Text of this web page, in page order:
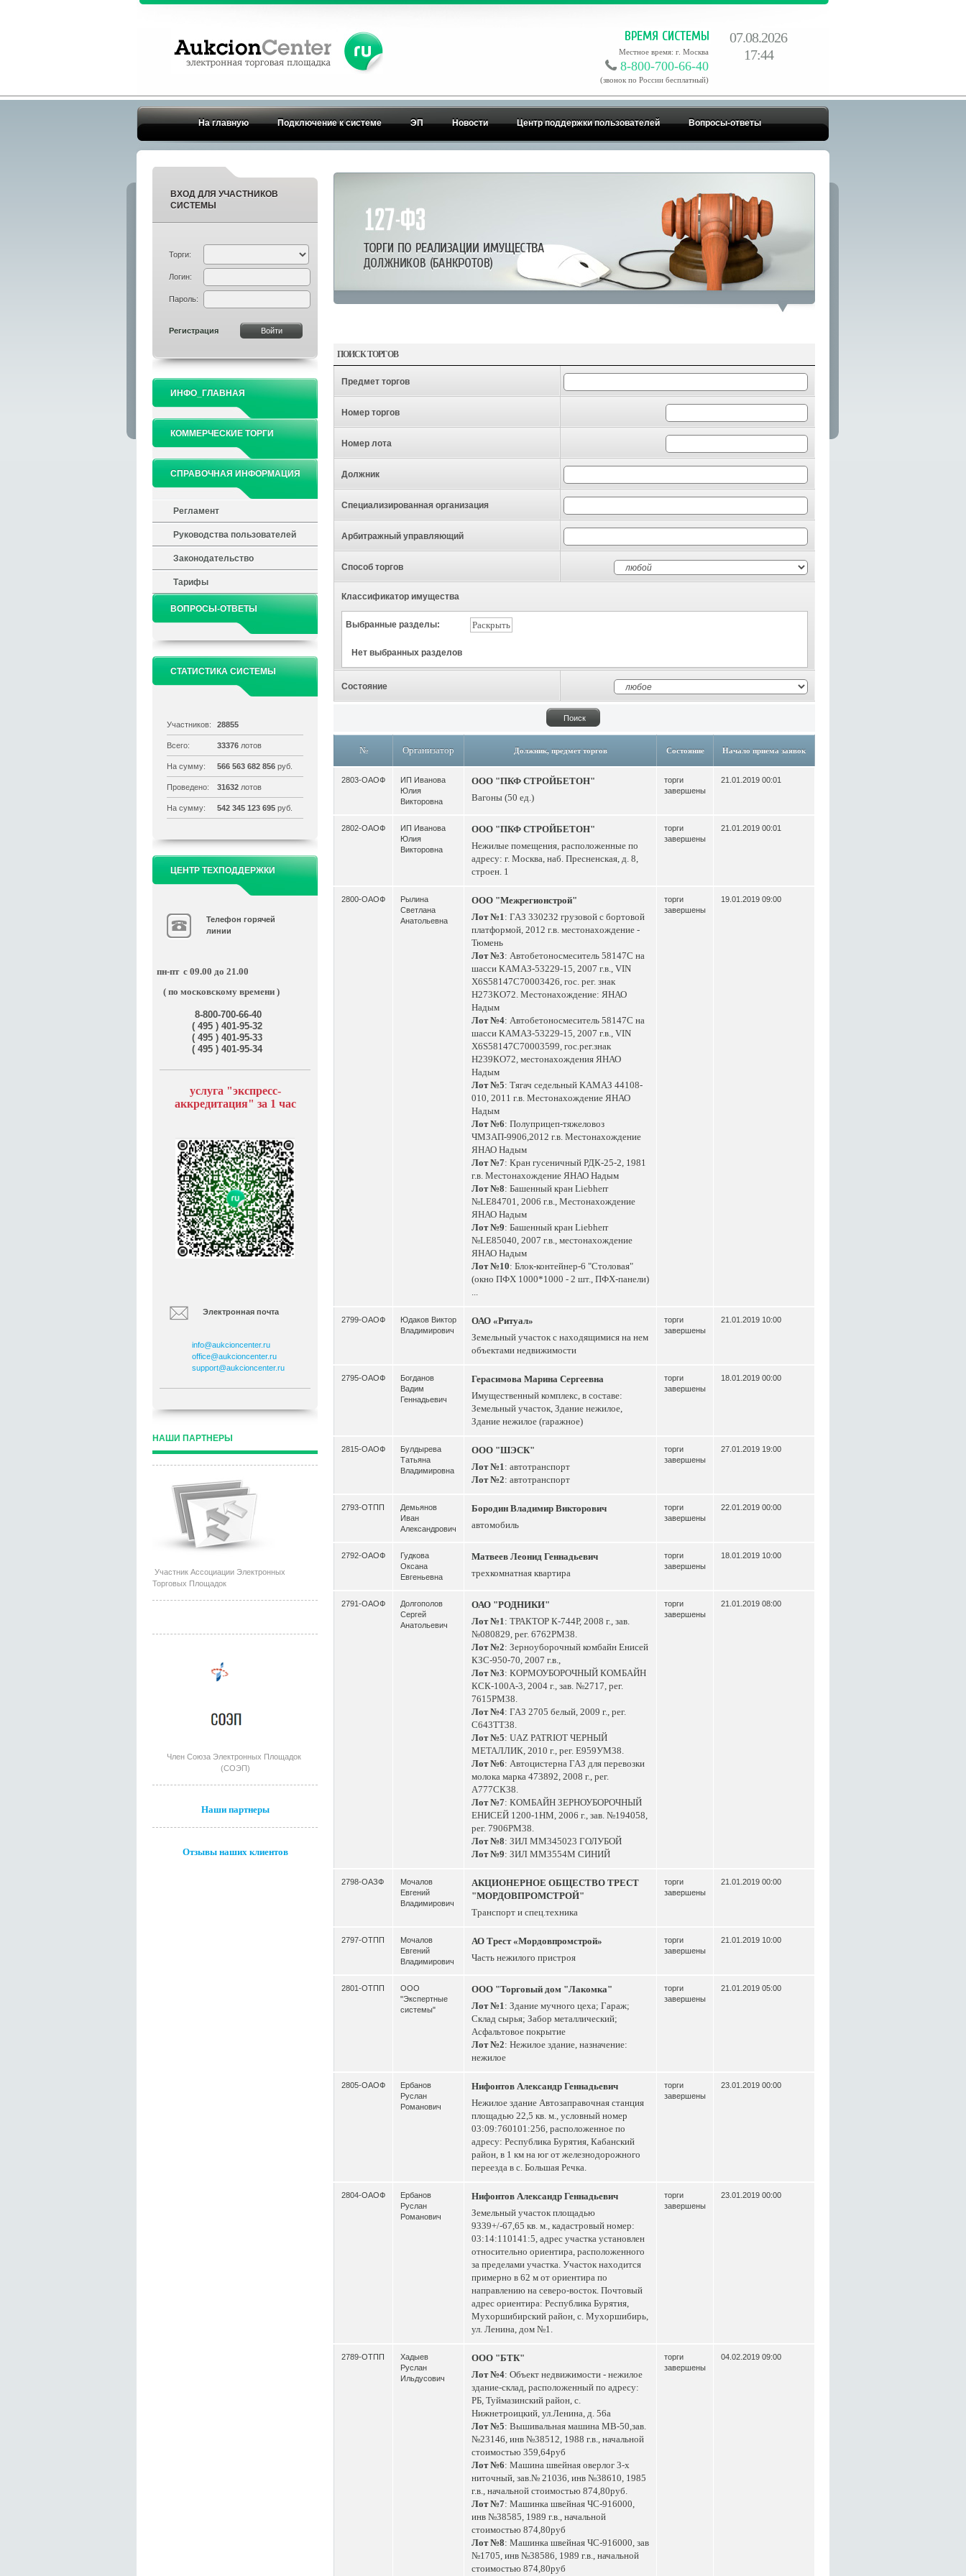
07.08.2026
17:44
Местное время: г. Москва
8-800-700-66-40
(звонок по России бесплатный)
На главную Подключение к системе ЭП Новости Центр поддержки пользователей Вопросы-ответы
ВХОД ДЛЯ УЧАСТНИКОВ
СИСТЕМЫ
Торги:
Логин:
Пароль:
Регистрация
ИНФО_ГЛАВНАЯ
КОММЕРЧЕСКИЕ ТОРГИ
СПРАВОЧНАЯ ИНФОРМАЦИЯ
Регламент
Руководства пользователей
Законодательство
Тарифы
ВОПРОСЫ-ОТВЕТЫ
СТАТИСТИКА СИСТЕМЫ
Участников: 28855
Всего: 33376 лотов
На сумму: 566 563 682 856 руб.
Проведено: 31632 лотов
На сумму: 542 345 123 695 руб.
ЦЕНТР ТЕХПОДДЕРЖКИ
Телефон горячей
линии
пн-пт с 09.00 до 21.00
( по московскому времени )
8-800-700-66-40
( 495 ) 401-95-32
( 495 ) 401-95-33
( 495 ) 401-95-34
услуга "экспресс-
аккредитация" за 1 час
Электронная почта
info@aukcioncenter.ru
office@aukcioncenter.ru
support@aukcioncenter.ru
НАШИ ПАРТНЕРЫ
Участник Ассоциации Электронных
Торговых Площадок
Член Союза Электронных Площадок
(СОЭП)
Наши партнеры
Отзывы наших клиентов
ПОИСК ТОРГОВ
Предмет торгов
Номер торгов
Номер лота
Должник
Специализированная организация
Арбитражный управляющий
Способ торгов
Классификатор имущества
Выбранные разделы: Раскрыть
Нет выбранных разделов
Состояние
№ Организатор Должник, предмет торгов Состояние Начало приема заявок
2803-ОАОФ
ИП Иванова
Юлия
Викторовна
ООО "ПКФ СТРОЙБЕТОН"
Вагоны (50 ед.)
торги
завершены
21.01.2019 00:01
2802-ОАОФ
ИП Иванова
Юлия
Викторовна
ООО "ПКФ СТРОЙБЕТОН"
Нежилые помещения, расположенные по
адресу: г. Москва, наб. Пресненская, д. 8,
строен. 1
торги
завершены
21.01.2019 00:01
2800-ОАОФ
Рылина
Светлана
Анатольевна
ООО "Межрегионстрой"
Лот №1: ГАЗ 330232 грузовой с бортовой
платформой, 2012 г.в. местонахождение -
Тюмень
Лот №3: Автобетоносмеситель 58147С на
шасси КАМАЗ-53229-15, 2007 г.в., VIN
Х6S58147C70003426, гос. рег. знак
Н273КО72. Местонахождение: ЯНАО
Надым
Лот №4: Автобетоносмеситель 58147С на
шасси КАМАЗ-53229-15, 2007 г.в., VIN
X6S58147C70003599, гос.рег.знак
Н239КО72, местонахождения ЯНАО
Надым
Лот №5: Тягач седельный КАМАЗ 44108-
010, 2011 г.в. Местонахождение ЯНАО
Надым
Лот №6: Полуприцеп-тяжеловоз
ЧМЗАП-9906,2012 г.в. Местонахождение
ЯНАО Надым
Лот №7: Кран гусеничный РДК-25-2, 1981
г.в. Местонахождение ЯНАО Надым
Лот №8: Башенный кран Liebherr
№LE84701, 2006 г.в., Местонахождение
ЯНАО Надым
Лот №9: Башенный кран Liebherr
№LE85040, 2007 г.в., местонахождение
ЯНАО Надым
Лот №10: Блок-контейнер-6 "Столовая"
(окно ПФХ 1000*1000 - 2 шт., ПФХ-панели)
...
торги
завершены
19.01.2019 09:00
2799-ОАОФ
Юдаков Виктор
Владимирович
ОАО «Ритуал»
Земельный участок с находящимися на нем
объектами недвижимости
торги
завершены
21.01.2019 10:00
2795-ОАОФ
Богданов
Вадим
Геннадьевич
Герасимова Марина Сергеевна
Имущественный комплекс, в составе:
Земельный участок, Здание нежилое,
Здание нежилое (гаражное)
торги
завершены
18.01.2019 00:00
2815-ОАОФ
Булдырева
Татьяна
Владимировна
ООО "ШЭСК"
Лот №1: автотранспорт
Лот №2: автотранспорт
торги
завершены
27.01.2019 19:00
2793-ОТПП
Демьянов
Иван
Александрович
Бородин Владимир Викторович
автомобиль
торги
завершены
22.01.2019 00:00
2792-ОАОФ
Гудкова
Оксана
Евгеньевна
Матвеев Леонид Геннадьевич
трехкомнатная квартира
торги
завершены
18.01.2019 10:00
2791-ОАОФ
Долгополов
Сергей
Анатольевич
ОАО "РОДНИКИ"
Лот №1: ТРАКТОР К-744Р, 2008 г., зав.
№080829, рег. 6762РМ38.
Лот №2: Зерноуборочный комбайн Енисей
КЗС-950-70, 2007 г.в.,
Лот №3: КОРМОУБОРОЧНЫЙ КОМБАЙН
КСК-100А-3, 2004 г., зав. №2717, рег.
7615РМ38.
Лот №4: ГАЗ 2705 белый, 2009 г., рег.
С643ТТ38.
Лот №5: UAZ PATRIOT ЧЕРНЫЙ
МЕТАЛЛИК, 2010 г., рег. Е959УМ38.
Лот №6: Автоцистерна ГАЗ для перевозки
молока марка 473892, 2008 г., рег.
А777СК38.
Лот №7: КОМБАЙН ЗЕРНОУБОРОЧНЫЙ
ЕНИСЕЙ 1200-1НМ, 2006 г., зав. №194058,
рег. 7906РМ38.
Лот №8: ЗИЛ ММ345023 ГОЛУБОЙ
Лот №9: ЗИЛ ММ3554М СИНИЙ
торги
завершены
21.01.2019 08:00
2798-ОАЗФ
Мочалов
Евгений
Владимирович
АКЦИОНЕРНОЕ ОБЩЕСТВО ТРЕСТ
"МОРДОВПРОМСТРОЙ"
Транспорт и спец.техника
торги
завершены
21.01.2019 00:00
2797-ОТПП
Мочалов
Евгений
Владимирович
АО Трест «Мордовпромстрой»
Часть нежилого пристроя
торги
завершены
21.01.2019 10:00
2801-ОТПП
ООО
"Экспертные
системы"
ООО "Торговый дом "Лакомка"
Лот №1: Здание мучного цеха; Гараж;
Склад сырья; Забор металлический;
Асфальтовое покрытие
Лот №2: Нежилое здание, назначение:
нежилое
торги
завершены
21.01.2019 05:00
2805-ОАОФ
Ербанов
Руслан
Романович
Нифонтов Александр Геннадьевич
Нежилое здание Автозаправочная станция
площадью 22,5 кв. м., условный номер
03:09:760101:256, расположенное по
адресу: Республика Бурятия, Кабанский
район, в 1 км на юг от железнодорожного
переезда в с. Большая Речка.
торги
завершены
23.01.2019 00:00
2804-ОАОФ
Ербанов
Руслан
Романович
Нифонтов Александр Геннадьевич
Земельный участок площадью
9339+/-67,65 кв. м., кадастровый номер:
03:14:110141:5, адрес участка установлен
относительно ориентира, расположенного
за пределами участка. Участок находится
примерно в 62 м от ориентира по
направлению на северо-восток. Почтовый
адрес ориентира: Республика Бурятия,
Мухоршибирский район, с. Мухоршибирь,
ул. Ленина, дом №1.
торги
завершены
23.01.2019 00:00
2789-ОТПП
Хадыев
Руслан
Ильдусович
ООО "БТК"
Лот №4: Объект недвижимости - нежилое
здание-склад, расположенный по адресу:
РБ, Туймазинский район, с.
Нижнетроицкий, ул.Ленина, д. 56а
Лот №5: Вышивальная машина МВ-50,зав.
№23146, инв №38512, 1988 г.в., начальной
стоимостью 359,64руб
Лот №6: Машина швейная оверлог 3-х
ниточный, зав.№ 21036, инв №38610, 1985
г.в., начальной стоимостью 874,80руб.
Лот №7: Машинка швейная ЧС-916000,
инв №38585, 1989 г.в., начальной
стоимостью 874,80руб
Лот №8: Машинка швейная ЧС-916000, зав
№1705, инв №38586, 1989 г.в., начальной
стоимостью 874,80руб
торги
завершены
04.02.2019 09:00